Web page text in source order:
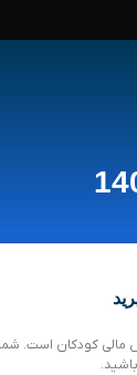
کودکان است. شما